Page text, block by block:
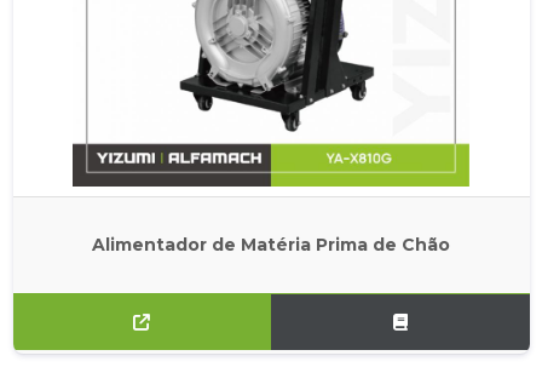
Alimentador de Matéria Prima de Chão